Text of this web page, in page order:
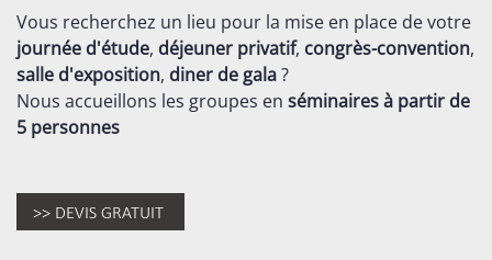
Vous recherchez un lieu pour la mise en place de votre
journée d'étude, déjeuner privatif, congrès-convention,
salle d'exposition, diner de gala?
Nous accueillons les groupes en séminairesà partir de
5 personnes